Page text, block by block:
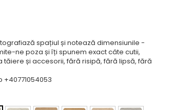
spațiul și notează dimensiunile -
ne poza și îți spunem exact câte cutii,
și accesorii, fără risipă, fără lipsă, fără